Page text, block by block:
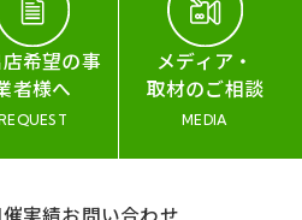
希望の事
者様へ
メディア・
取材のご相談
MEDIA
実績お問い合わせ